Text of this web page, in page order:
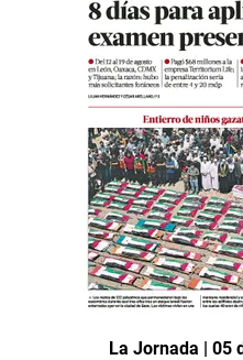
La Jornada | 05